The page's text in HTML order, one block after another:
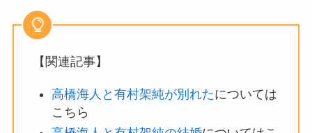
【関連記事】
高橋海人と有村架純が別れたについては
こちら